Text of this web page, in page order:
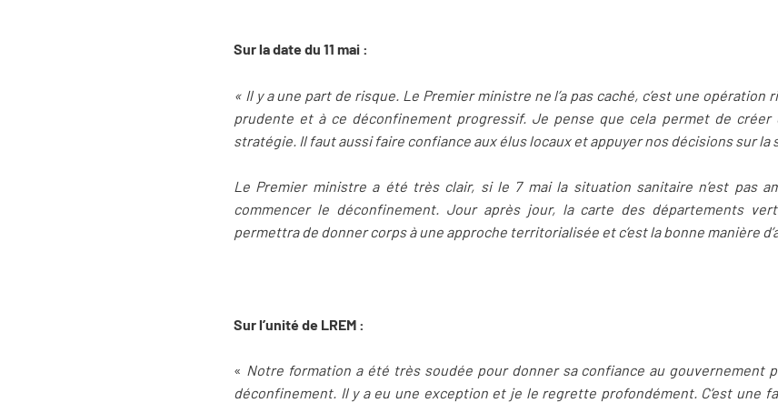
Sur la date du 11 mai :
« Il y a une part de risque. Le Premier ministre ne l’a pas caché, c’est une opération
prudente et à ce déconfinement progressif. Je pense que cela permet de
stratégie. Il faut aussi faire confiance aux élus locaux et appuyer nos décisions sur
Le Premier ministre a été très clair, si le 7 mai la situation sanitaire n’est pas
commencer le déconfinement. Jour après jour, la carte des départements
permettra de donner corps à une approche territorialisée et c’est la bonne manière
Sur l’unité de LREM :
« Notre formation a été très soudée pour donner sa confiance au gouvernement
déconfinement. Il y a eu une exception et je le regrette profondément. C’est une